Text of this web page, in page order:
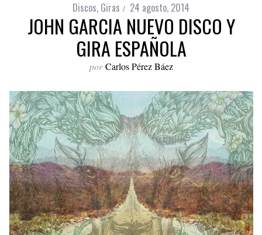
Discos, Giras 24 agosto, 2014
JOHN GARCIA NUEVO DISCO Y
GIRA ESPAÑOLA
por Carlos Pérez Báez